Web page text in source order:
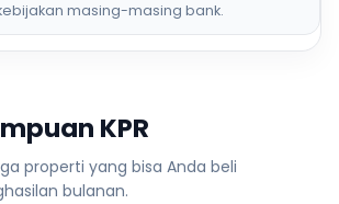
masing-masing bank.
KPR
properti yang bisa Anda beli
bulanan.